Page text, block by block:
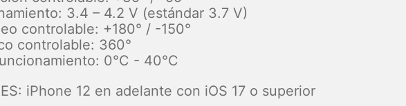
3.4 – 4.2 V (estándar 3.7 V)
controlable: +180° / -150°
controlable: 360°
0°C - 40°C
iPhone 12 en adelante con iOS 17 o superior